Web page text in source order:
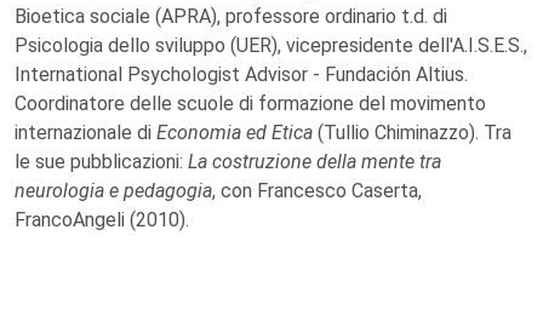
Bioetica sociale (APRA), professore ordinario t.d. di
Psicologia dello sviluppo (UER), vicepresidente dell'A.I.S.E.S.,
International Psychologist Advisor - Fundación Altius.
Coordinatore delle scuole di formazione del movimento
internazionale di Economia ed Etica (Tullio Chiminazzo). Tra
le sue pubblicazioni: La costruzione della mente tra
neurologia e pedagogia, con Francesco Caserta,
FrancoAngeli (2010).